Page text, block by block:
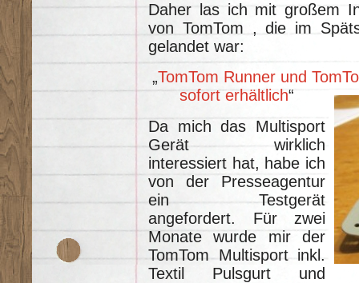
Daher las ich mit großem
von TomTom , die im
gelandet war:
„TomTom Runner und
sofort erhältlich“
Da mich das Multisport
Gerät wirklich
interessiert hat, habe ich
von der Presseagentur
ein Testgerät
angefordert. Für zwei
Monate wurde mir der
TomTom Multisport inkl.
Textil Pulsgurt und